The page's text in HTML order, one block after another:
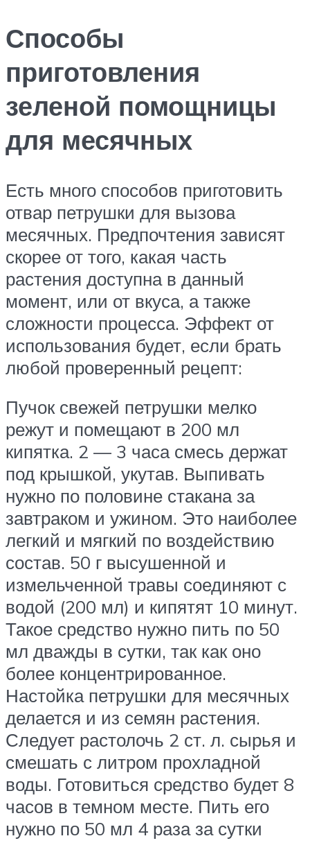
Способы
приготовления
зеленой помощницы
для месячных
Есть много способов приготовить
отвар петрушки для вызова
месячных. Предпочтения зависят
скорее от того, какая часть
растения доступна в данный
момент, или от вкуса, а также
сложности процесса. Эффект от
использования будет, если брать
любой проверенный рецепт:
Пучок свежей петрушки мелко
режут и помещают в 200 мл
кипятка. 2 — 3 часа смесь держат
под крышкой, укутав. Выпивать
нужно по половине стакана за
завтраком и ужином. Это наиболее
легкий и мягкий по воздействию
состав. 50 г высушенной и
измельченной травы соединяют с
водой (200 мл) и кипятят 10 минут.
Такое средство нужно пить по 50
мл дважды в сутки, так как оно
более концентрированное.
Настойка петрушки для месячных
делается и из семян растения.
Следует растолочь 2 ст. л. сырья и
смешать с литром прохладной
воды. Готовиться средство будет 8
часов в темном месте. Пить его
нужно по 50 мл 4 раза за сутки